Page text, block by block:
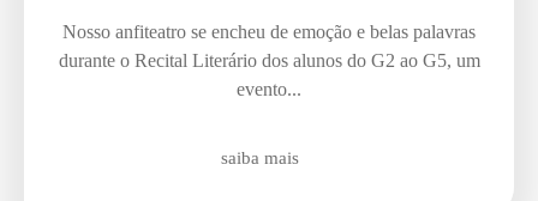
Nosso anfiteatro se encheu de emoção e belas palavras
durante o Recital Literário dos alunos do G2 ao G5, um
evento...
saiba mais